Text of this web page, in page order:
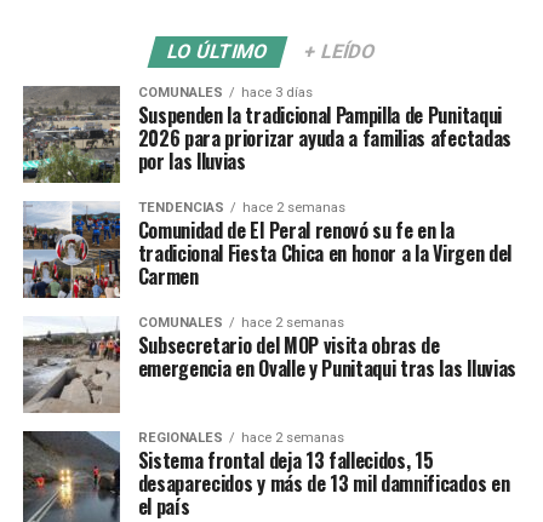
LO ÚLTIMO + LEÍDO
COMUNALES hace 3 días
Suspenden la tradicional Pampilla de Punitaqui
2026 para priorizar ayuda a familias afectadas
por las lluvias
TENDENCIAS hace 2 semanas
Comunidad de El Peral renovó su fe en la
tradicional Fiesta Chica en honor a la Virgen del
Carmen
COMUNALES hace 2 semanas
Subsecretario del MOP visita obras de
emergencia en Ovalle y Punitaqui tras las lluvias
REGIONALES hace 2 semanas
Sistema frontal deja 13 fallecidos, 15
desaparecidos y más de 13 mil damnificados en
el país